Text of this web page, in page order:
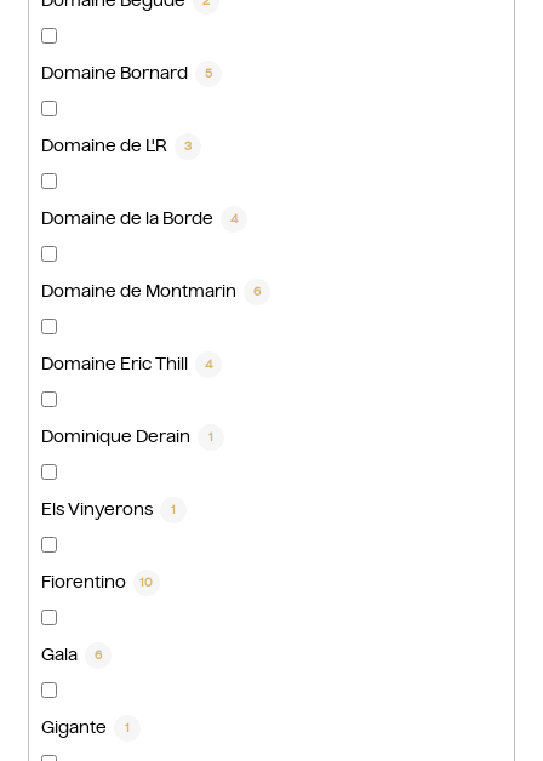
Domaine Bornard 5
Domaine de L'R 3
Domaine de la Borde 4
Domaine de Montmarin 6
Domaine Eric Thill 4
Dominique Derain 1
Els Vinyerons 1
Fiorentino 10
Gala 6
Gigante 1